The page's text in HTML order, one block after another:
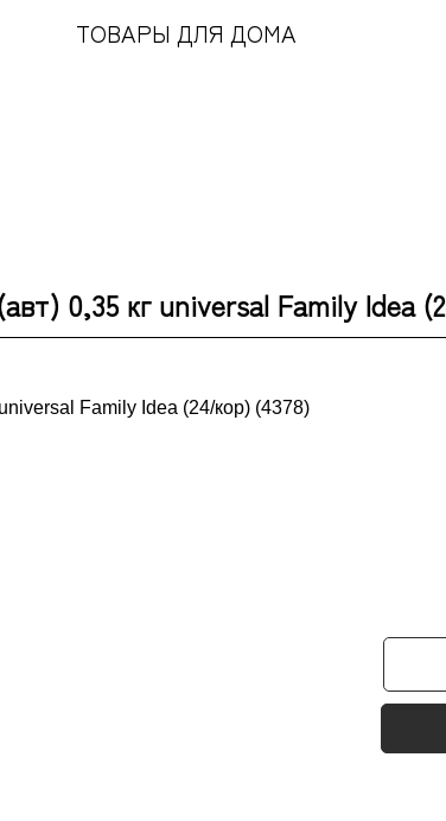
ТОВАРЫ ДЛЯ ДОМА
0,35 кг universal Family Idea